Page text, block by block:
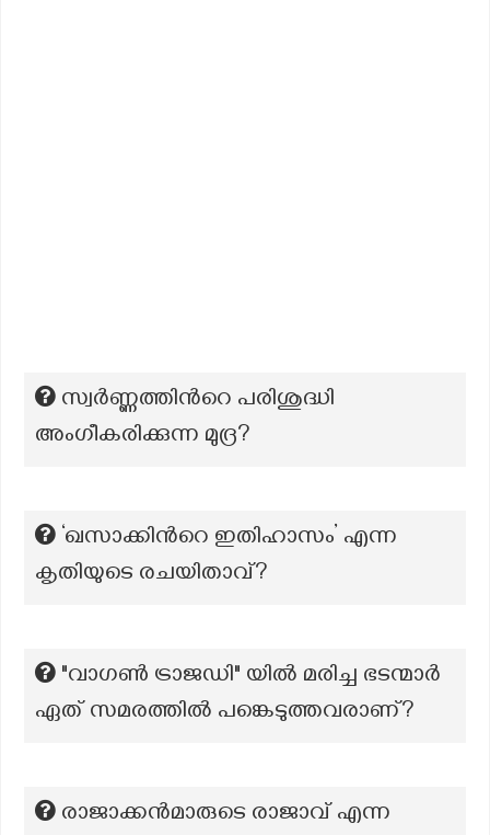
സ്വർണ്ണത്തിന്‍റെ പരിശുദ്ധി
അംഗീകരിക്കുന്ന മുദ്ര?
‘ഖസാക്കിന്‍റെ ഇതിഹാസം’ എന്ന
കൃതിയുടെ രചയിതാവ്?
"വാഗൺ ട്രാജഡി" യിൽ മരിച്ച ഭടന്മാർ
ഏത് സമരത്തിൽ പങ്കെടുത്തവരാണ്?
രാജാക്കൻമാരുടെ രാജാവ് എന്ന